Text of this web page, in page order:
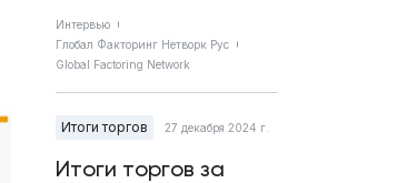
Интервью
Глобал Факторинг Нетворк Рус
Global Factoring Network
Итоги торгов 27 декабря 2024 г.
Итоги торгов за